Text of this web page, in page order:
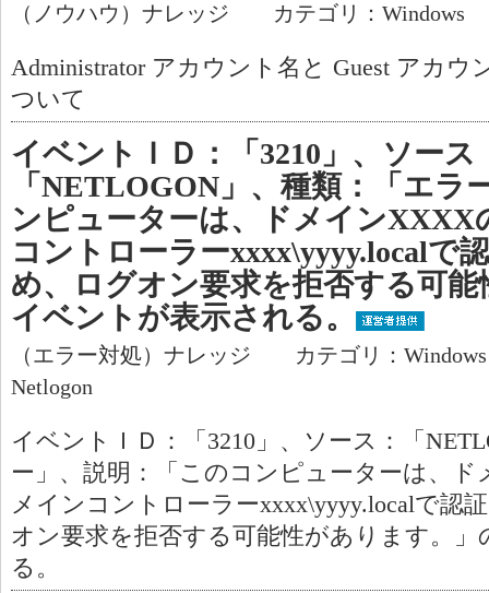
（ノウハウ）ナレッジ カテゴリ：Windows
Administrator アカウント名と Guest アカウ
ついて
イベントＩＤ：「3210」、ソース
「NETLOGON」、種類：「エラ
ンピューターは、ドメインXXXX
コントローラーxxxx\yyyy.localで
め、ログオン要求を拒否する可
イベントが表示される。
（エラー対処）ナレッジ カテゴリ：
Netlogon
イベントＩＤ：「3210」、ソース：「
ー」、説明：「このコンピューターは、ド
メインコントローラーxxxx\yyyy.localで認
オン要求を拒否する可能性があります。
る。